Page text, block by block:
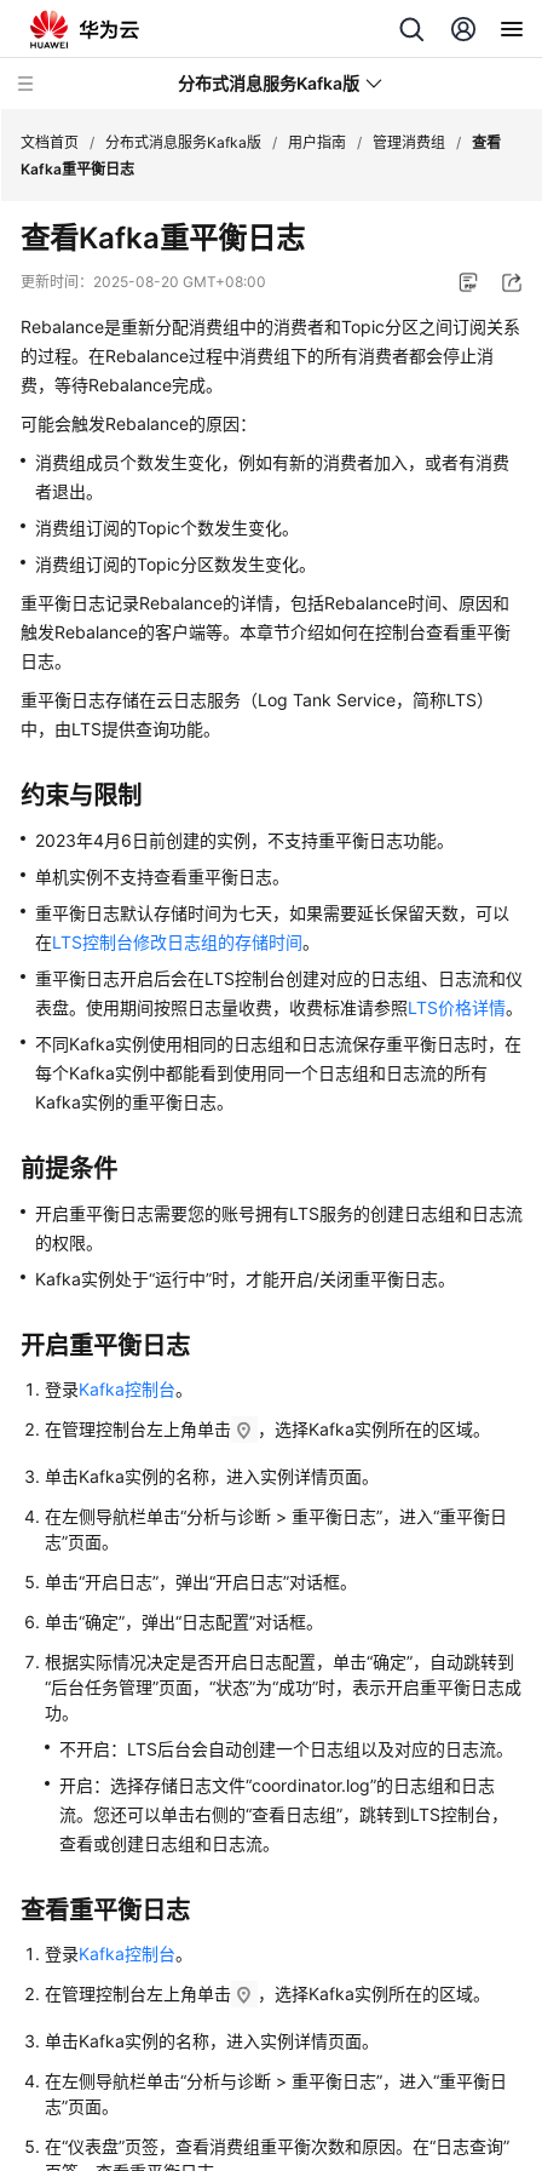
分布式消息服务Kafka版
最
新
动
服
务
告
产
品
介
绍
计
费
明
速
门
户
指
南
Kafka
使
流
通
过
授
予
使
DMS
Kafka
的
权
购
买
Kafka
配
置
Topic
连
接
实
管
消
息
文档首页 / 分布式消息服务Kafka版 / 用户指南 / 管理消费组 / 查看
Kafka重平衡日志
查看Kafka重平衡日志
更新时间： 2025-08-20 GMT+08:00
Rebalance是重新分配消费组中的消费者和Topic分区之间订阅关系
的过程。在Rebalance过程中消费组下的所有消费者都会停止消
费，等待Rebalance完成。
可能会触发Rebalance的原因：
消费组成员个数发生变化，例如有新的消费者加入，或者有消费
者退出。
消费组订阅的Topic个数发生变化。
消费组订阅的Topic分区数发生变化。
重平衡日志记录Rebalance的详情，包括Rebalance时间、原因和
触发Rebalance的客户端等。本章节介绍如何在控制台查看重平衡
日志。
重平衡日志存储在云日志服务（Log Tank Service，简称LTS）
中，由LTS提供查询功能。
约束与限制
2023年4月6日前创建的实例，不支持重平衡日志功能。
单机实例不支持查看重平衡日志。
重平衡日志默认存储时间为七天，如果需要延长保留天数，可以
在LTS控制台修改日志组的存储时间。
重平衡日志开启后会在LTS控制台创建对应的日志组、日志流和仪
表盘。使用期间按照日志量收费，收费标准请参照LTS价格详情。
不同Kafka实例使用相同的日志组和日志流保存重平衡日志时，在
每个Kafka实例中都能看到使用同一个日志组和日志流的所有
Kafka实例的重平衡日志。
前提条件
开启重平衡日志需要您的账号拥有LTS服务的创建日志组和日志流
的权限。
Kafka实例处于“运行中”时，才能开启/关闭重平衡日志。
开启重平衡日志
登录Kafka控制台。
在管理控制台左上角单击
，选择Kafka实例所在的区域。
单击Kafka实例的名称，进入实例详情页面。
在左侧导航栏单击“分析与诊断 > 重平衡日志”，进入“重平衡日
志”页面。
单击“开启日志”，弹出“开启日志”对话框。
单击“确定”，弹出“日志配置”对话框。
根据实际情况决定是否开启日志配置，单击“确定”，自动跳转到
“后台任务管理”页面，“状态”为“成功”时，表示开启重平衡日志成
功。
不开启：LTS后台会自动创建一个日志组以及对应的日志流。
开启：选择存储日志文件“coordinator.log”的日志组和日志
流。您还可以单击右侧的“查看日志组”，跳转到LTS控制台，
查看或创建日志组和日志流。
查看重平衡日志
登录Kafka控制台。
在管理控制台左上角单击
，选择Kafka实例所在的区域。
单击Kafka实例的名称，进入实例详情页面。
在左侧导航栏单击“分析与诊断 > 重平衡日志”，进入“重平衡日
志”页面。
在“仪表盘”页签，查看消费组重平衡次数和原因。在“日志查询”